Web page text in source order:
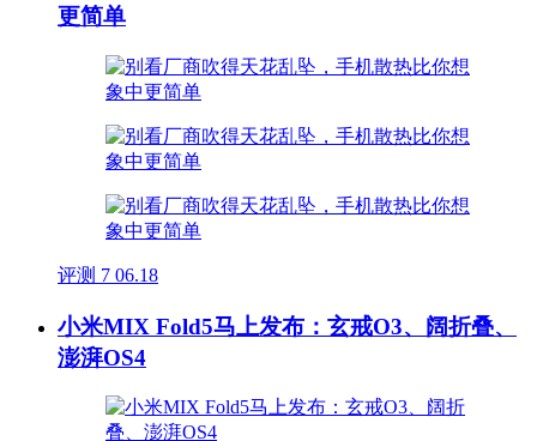
更简单
评测 7 06.18
小米MIX Fold5马上发布：玄戒O3、阔折叠、
澎湃OS4